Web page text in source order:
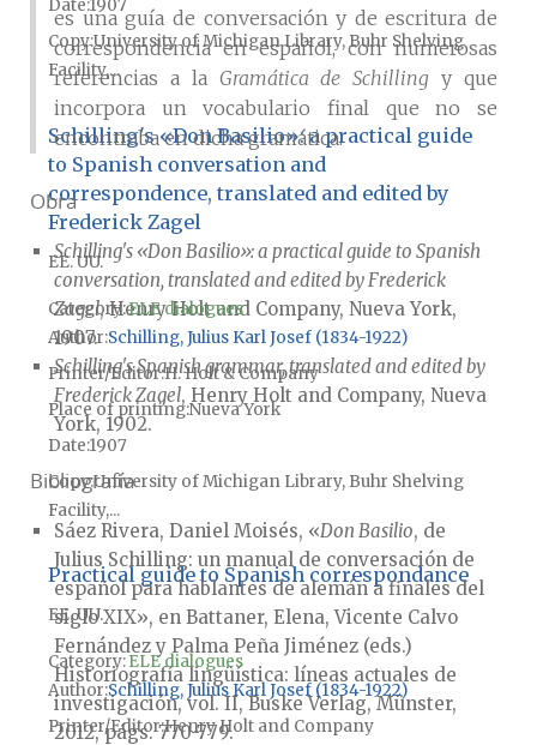
es una guía de conversación y de escritura de
correspondencia en español, con numerosas
referencias a la Gramática de Schilling y que
incorpora un vocabulario final que no se
encontraba en dicha gramática.
Obra
Schilling's «Don Basilio»: a practical guide to Spanish
conversation, translated and edited by Frederick
Zagel, Henry Holt and Company, Nueva York,
1907.
Schilling's Spanish grammar, translated and edited by
Frederick Zagel, Henry Holt and Company, Nueva
York, 1902.
Bibliografía
Sáez Rivera, Daniel Moisés, «Don Basilio, de
Julius Schilling: un manual de conversación de
español para hablantes de alemán a finales del
siglo XIX», en Battaner, Elena, Vicente Calvo
Fernández y Palma Peña Jiménez (eds.)
Historiografía lingüística: líneas actuales de
investigación, vol. II, Buske Verlag, Münster,
2012, págs. 770-779.
Date1907
CopyUniversity of Michigan Library, Buhr Shelving
Facility,...
Schilling's «Don Basilio»: a practical guide
to Spanish conversation and
correspondence, translated and edited by
Frederick Zagel
EE. UU.
Category:ELE dialogues
Author Schilling, Julius Karl Josef (1834-1922)
Printer/EditorH. Holt & Company
Place of printingNueva York
Date1907
CopyUniversity of Michigan Library, Buhr Shelving
Facility,...
Practical guide to Spanish correspondance
EE. UU.
Category:ELE dialogues
Author Schilling, Julius Karl Josef (1834-1922)
Printer/EditorHenry Holt and Company